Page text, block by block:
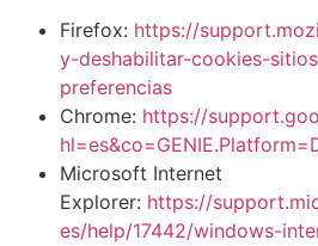
Firefox: https://
y-deshabilitar-cookies-
preferencias
Chrome: https://
Microsoft Internet
Explorer: https://
es/help/17442/windows-